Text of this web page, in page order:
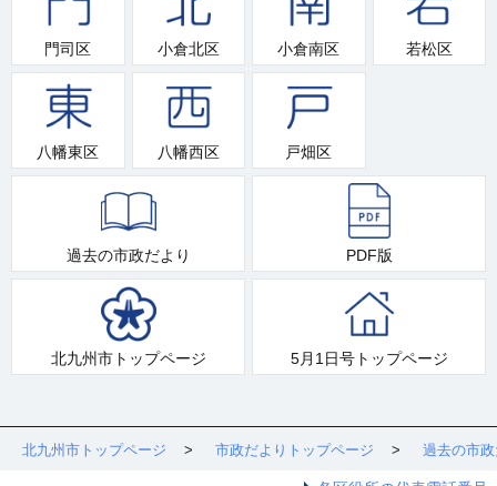
門司区 小倉北区 小倉南区 若松区
八幡東区 八幡西区 戸畑区
過去の市政だより PDF版
北九州市トップページ 5月1日号トップページ
北九州市トップページ 市政だよりトップページ 過去の市